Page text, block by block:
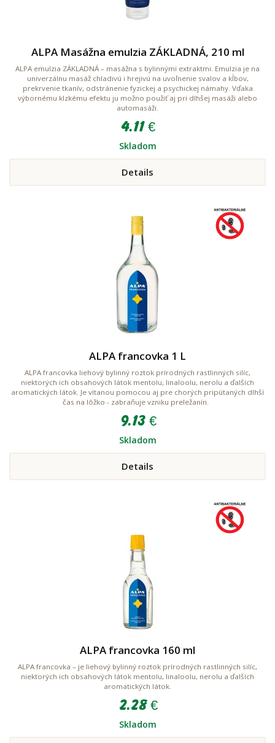
ALPA Masážna emulzia ZÁKLADNÁ, 210 ml
ALPA emulzia ZÁKLADNÁ – masážna s bylinnými extraktmi. Emulzia je na
univerzálnu masáž chladivú i hrejivú na uvoľnenie svalov a kĺbov,
prekrvenie tkanív, odstránenie fyzickej a psychickej námahy. Vďaka
výbornému klzkému efektu ju možno použiť aj pri dlhšej masáži alebo
automasáži.
4.11 €
Skladom
Details
ALPA francovka 1 L
ALPA francovka liehový bylinný roztok prírodných rastlinných silíc,
niektorých ich obsahových látok mentolu, linaloolu, nerolu a ďalších
aromatických látok. Je vítanou pomocou aj pre chorých pripútaných dlhší
čas na lôžko - zabraňuje vzniku preležanín.
9.13 €
Skladom
Details
ALPA francovka 160 ml
ALPA francovka – je liehový bylinný roztok prírodných rastlinných silíc,
niektorých ich obsahových látok mentolu, linaloolu, nerolu a ďalších
aromatických látok.
2.28 €
Skladom